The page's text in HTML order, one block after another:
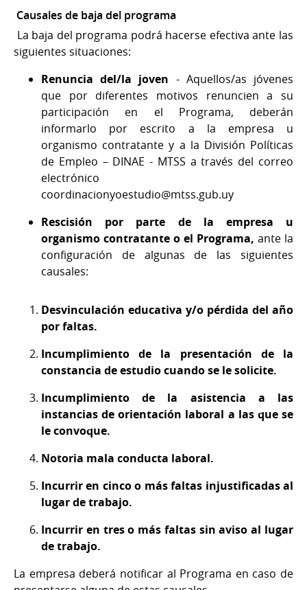
Causales de baja del programa
La baja del programa podrá hacerse efectiva ante las
siguientes situaciones:
Renuncia del/la joven - Aquellos/as jóvenes
que por diferentes motivos renuncien a su
participación en el Programa, deberán
informarlo por escrito a la empresa u
organismo contratante y a la División Políticas
de Empleo – DINAE - MTSS a través del correo
electrónico
coordinacionyoestudio@mtss.gub.uy
Rescisión por parte de la empresa u
organismo contratante o el Programa, ante la
configuración de algunas de las siguientes
causales:
Desvinculación educativa y/o pérdida del año
por faltas.
Incumplimiento de la presentación de la
constancia de estudio cuando se le solicite.
Incumplimiento de la asistencia a las
instancias de orientación laboral a las que se
le convoque.
Notoria mala conducta laboral.
Incurrir en cinco o más faltas injustificadas al
lugar de trabajo.
Incurrir en tres o más faltas sin aviso al lugar
de trabajo.
La empresa deberá notificar al Programa en caso de